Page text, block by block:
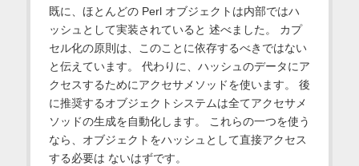
既に、ほとんどの Perl オブジェクトは内部ではハ
ッシュとして実装されていると 述べました。 カプ
セル化の原則は、このことに依存するべきではない
と伝えています。 代わりに、ハッシュのデータにア
クセスするためにアクセサメソッドを使います。 後
に推奨するオブジェクトシステムは全てアクセサメ
ソッドの生成を自動化します。 これらの一つを使う
なら、オブジェクトをハッシュとして直接アクセス
する必要は ないはずです。